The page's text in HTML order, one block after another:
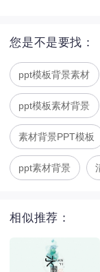
您是不是要找：
ppt模板背景素材
ppt模板素材背景
素材背景PPT模板
ppt素材背景
相似推荐：